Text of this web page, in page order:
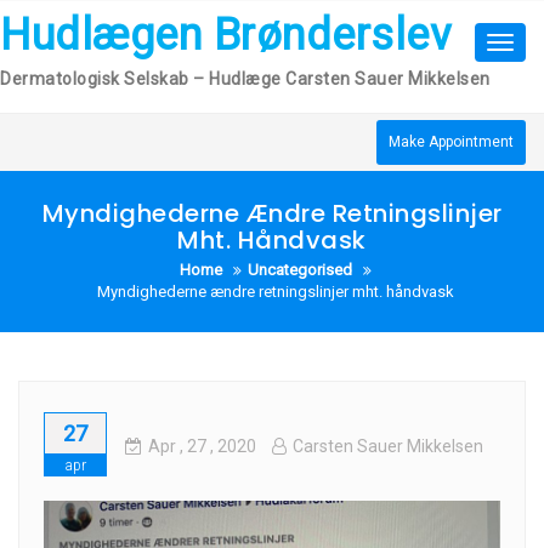
toHudlægen Brønderslev
Dermatologisk Selskab – Hudlæge Carsten Sauer Mikkelsen
Make Appointment
Myndighederne Ændre Retningslinjer
Mht. Håndvask
Home
Uncategorised
Myndighederne ændre retningslinjer mht. håndvask
27
apr
Apr , 27 , 2020 Carsten Sauer Mikkelsen